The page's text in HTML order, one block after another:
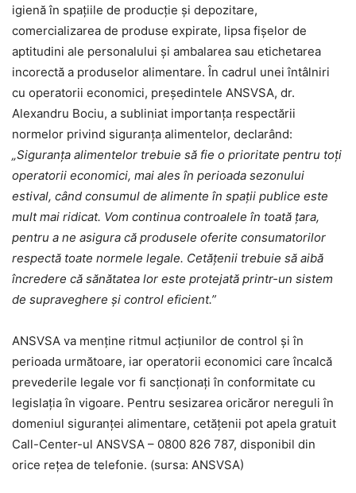
igienă în spațiile de producție și depozitare,
comercializarea de produse expirate, lipsa fișelor de
aptitudini ale personalului și ambalarea sau etichetarea
incorectă a produselor alimentare. În cadrul unei întâlniri
cu operatorii economici, președintele ANSVSA, dr.
Alexandru Bociu, a subliniat importanța respectării
normelor privind siguranța alimentelor, declarând:
„Siguranța alimentelor trebuie să fie o prioritate pentru toți
operatorii economici, mai ales în perioada sezonului
estival, când consumul de alimente în spații publice este
mult mai ridicat. Vom continua controalele în toată țara,
pentru a ne asigura că produsele oferite consumatorilor
respectă toate normele legale. Cetățenii trebuie să aibă
încredere că sănătatea lor este protejată printr-un sistem
de supraveghere și control eficient.”
ANSVSA va menține ritmul acțiunilor de control și în
perioada următoare, iar operatorii economici care încalcă
prevederile legale vor fi sancționați în conformitate cu
legislația în vigoare. Pentru sesizarea oricăror nereguli în
domeniul siguranței alimentare, cetățenii pot apela gratuit
Call-Center-ul ANSVSA – 0800 826 787, disponibil din
orice rețea de telefonie. (sursa: ANSVSA)